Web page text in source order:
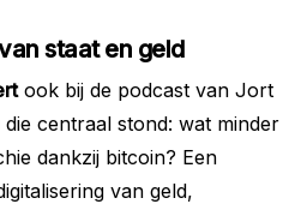
staat en geld
ook bij de podcast van Jort
centraal stond: wat minder
dankzij bitcoin? Een
van geld,